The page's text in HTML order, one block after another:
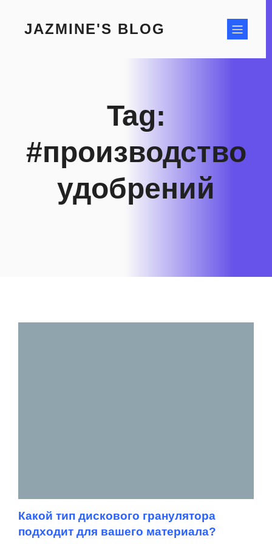
contentJAZMINE'S BLOG
Tag:
#производство
удобрений
Какой тип дискового гранулятора
подходит для вашего материала?